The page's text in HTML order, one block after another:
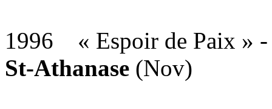
1996 « Espoir de Paix » -
St-Athanase (Nov)